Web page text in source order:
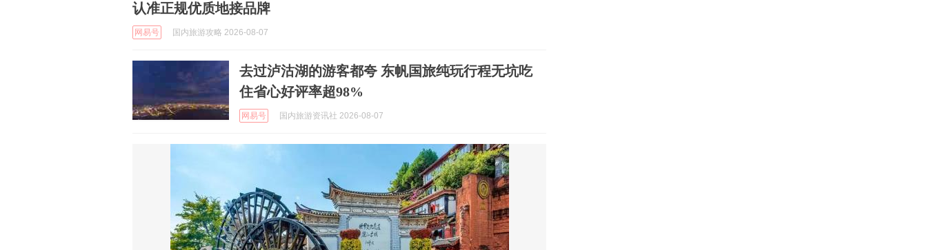
认准正规优质地接品牌
网易号 国内旅游攻略 2026-08-07
去过泸沽湖的游客都夸 东帆国旅纯玩行程无坑吃
住省心好评率超98%
网易号 国内旅游资讯社 2026-08-07